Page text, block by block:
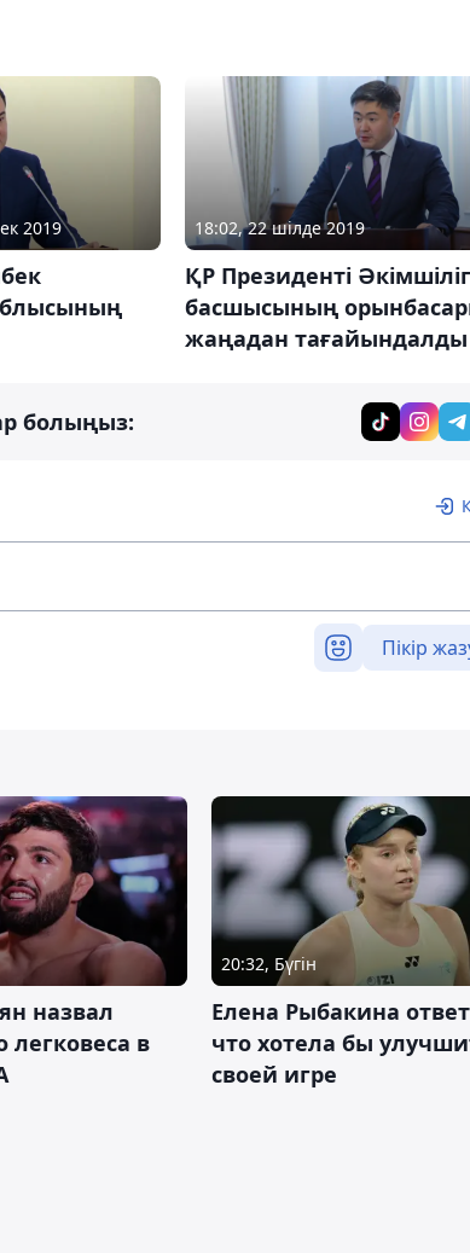
2019 18:02, 22 шілде 2019
ҚР Президенті
басшысының
жаңадан тағайындалды
болыңыз:
Пікір
назвал
в
20:32, Бүгін
Елена Рыбакина
что хотела бы
своей игре